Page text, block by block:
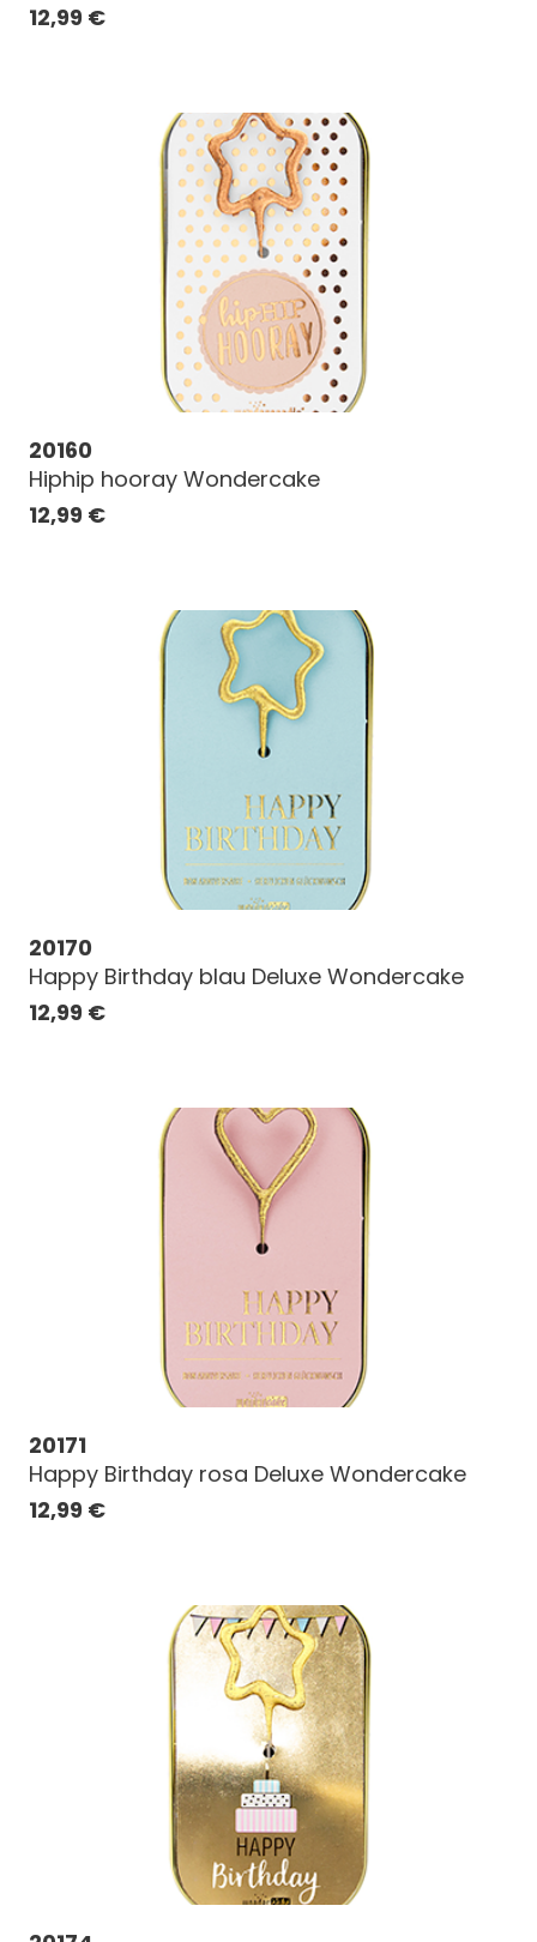
12,99 €
20160
Hiphip hooray Wondercake
12,99 €
20170
Happy Birthday blau Deluxe Wondercake
12,99 €
20171
Happy Birthday rosa Deluxe Wondercake
12,99 €